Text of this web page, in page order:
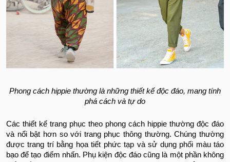
Phong cách hippie thường là những thiết kế độc đáo, mang tính
phá cách và tự do
Các thiết kế trang phục theo phong cách hippie thường độc đáo
và nổi bật hơn so với trang phục thông thường. Chúng thường
được trang trí bằng họa tiết phức tạp và sử dụng phối màu táo
bạo để tạo điểm nhấn. Phụ kiện độc đáo cũng là một phần không